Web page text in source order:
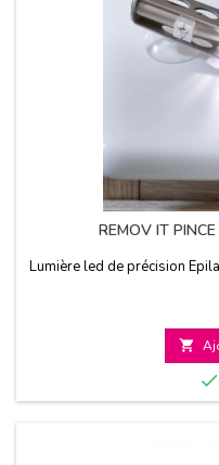
REMOV IT
Lumière led de précision

